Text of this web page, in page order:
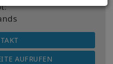
AUFRUFEN